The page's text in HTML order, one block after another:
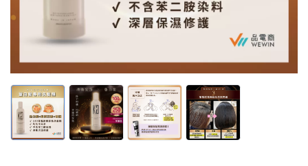
【營養保健】
【寵物用品】
【能量水晶】